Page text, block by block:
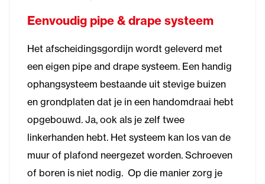
Eenvoudig pipe & drape systeem
Het afscheidingsgordijn wordt geleverd met
een eigen pipe and drape systeem. Een handig
ophangsysteem bestaande uit stevige buizen
en grondplaten dat je in een handomdraai hebt
opgebouwd. Ja, ook als je zelf twee
linkerhanden hebt. Het systeem kan los van de
muur of plafond neergezet worden. Schroeven
of boren is niet nodig. Op die manier zorg je